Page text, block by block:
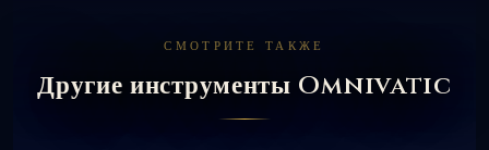
СМОТРИТЕ ТАКЖЕ
Другие инструменты Omnivatic